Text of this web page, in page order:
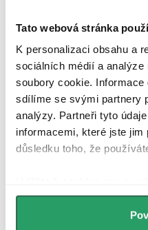
Tato webová stránka
K personalizaci obsahu a
sociálních médií a
soubory cookie.
sdílíme se svými partnery
analýzy. Partneři tyto
informacemi, které jste
důsledku toho, že
můžeme používat cookies
personalizovanou